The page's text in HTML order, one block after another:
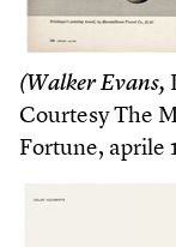
(Walker Evans,
Courtesy The
Fortune, aprile